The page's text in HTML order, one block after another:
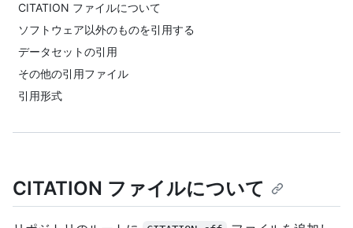
CITATION ファイルについて
ソフトウェア以外のものを引用する
データセットの引用
その他の引用ファイル
引用形式
CITATION ファイルについて